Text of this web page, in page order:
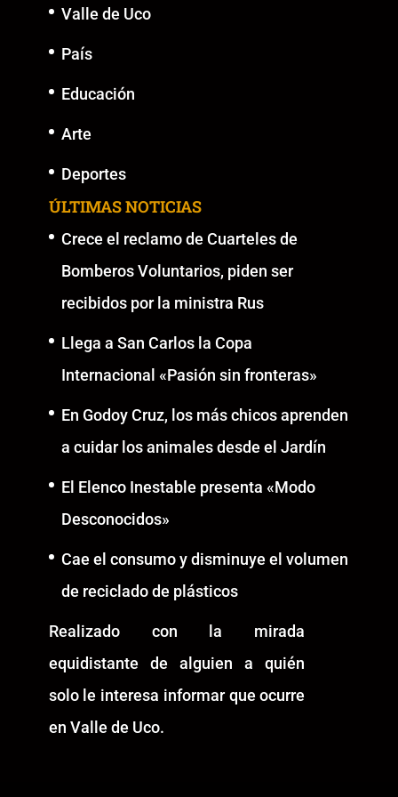
Valle de Uco
País
Educación
Arte
Deportes
ÚLTIMAS NOTICIAS
Crece el reclamo de Cuarteles de
Bomberos Voluntarios, piden ser
recibidos por la ministra Rus
Llega a San Carlos la Copa
Internacional «Pasión sin fronteras»
En Godoy Cruz, los más chicos aprenden
a cuidar los animales desde el Jardín
El Elenco Inestable presenta «Modo
Desconocidos»
Cae el consumo y disminuye el volumen
de reciclado de plásticos
Realizado con la mirada
equidistante de alguien a quién
solo le interesa informar que ocurre
en Valle de Uco.